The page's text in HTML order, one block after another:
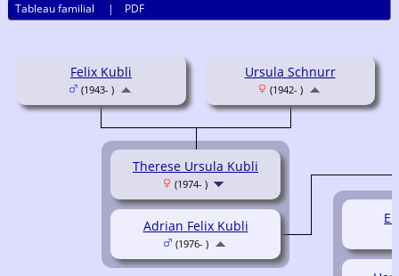
Tableau familial | PDF
Felix Kubli
(1943- )
Ursula Schnurr
(1942- )
Therese Ursula Kubli
(1974- )
Adrian Felix Kubli
(1976- )